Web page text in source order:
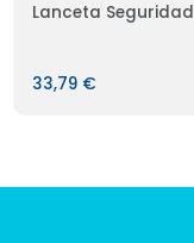
Lanceta
33,79 €